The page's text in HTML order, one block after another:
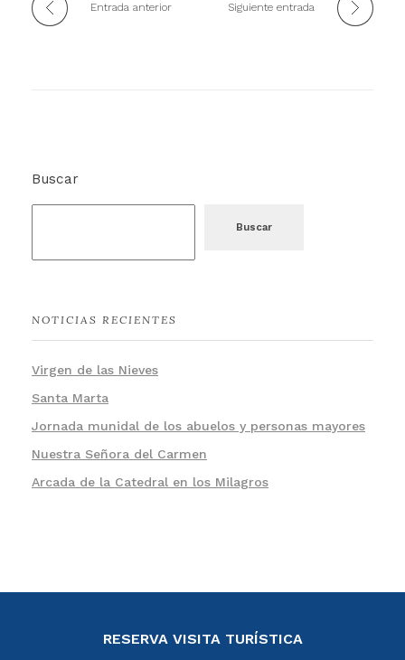
Entrada anterior Siguiente entrada
Buscar
Buscar
NOTICIAS RECIENTES
Virgen de las Nieves
Santa Marta
Jornada munidal de los abuelos y personas mayores
Nuestra Señora del Carmen
Arcada de la Catedral en los Milagros
RESERVA VISITA TURÍSTICA